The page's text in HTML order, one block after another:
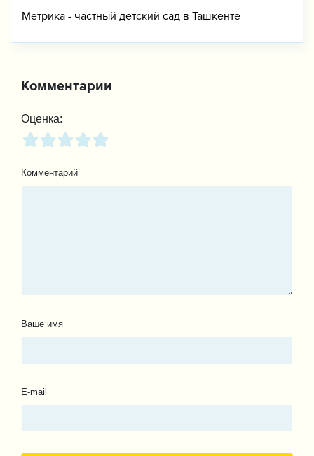
Метрика - частный детский сад в Ташкенте
Комментарии
Оценка:
Комментарий
Ваше имя
E-mail